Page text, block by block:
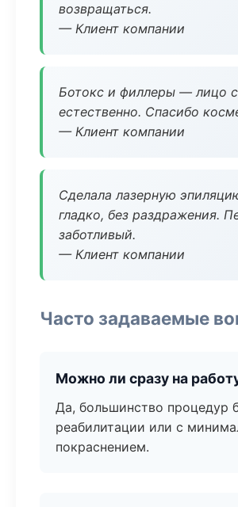
возвращаться.
— Клиент компании
Ботокс и филлеры — лицо
естественно. Спасибо
— Клиент компании
Сделала лазерную
гладко, без раздражения.
заботливый.
— Клиент компании
Часто задаваемые
Можно ли сразу на
Да, большинство процедур
реабилитации или с
покраснением.